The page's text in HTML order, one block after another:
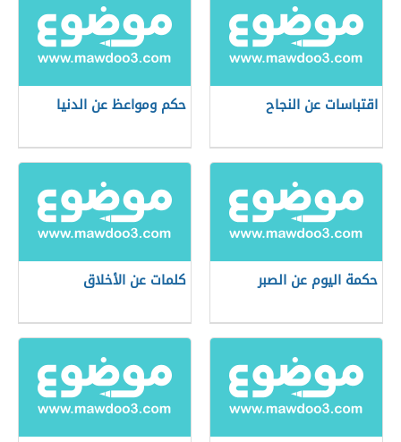
اقتباسات عن النجاح حكم ومواعظ عن الدنيا
حكمة اليوم عن الصبر كلمات عن الأخلاق